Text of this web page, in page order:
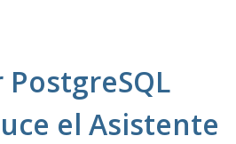
el Asistente